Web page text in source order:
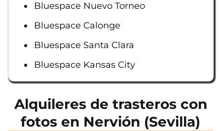
Bluespace Nuevo Torneo
Bluespace Calonge
Bluespace Santa Clara
Bluespace Kansas City
Alquileres de trasteros con
fotos en Nervión (Sevilla)